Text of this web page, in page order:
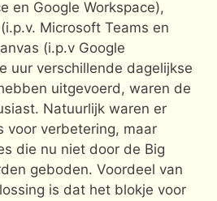
en Google Workspace),
Microsoft Teams en
(i.p.v Google
uur verschillende dagelijkse
uitgevoerd, waren de
Natuurlijk waren er
voor verbetering, maar
die nu niet door de Big
geboden. Voordeel van
is dat het blokje voor